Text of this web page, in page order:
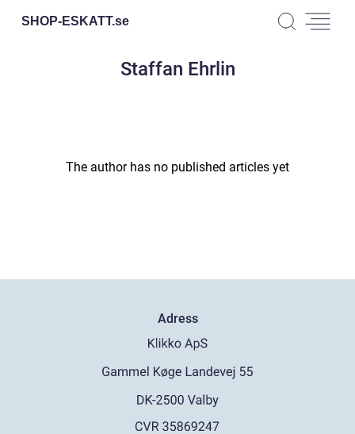
SHOP-ESKATT.se
Staffan Ehrlin
The author has no published articles yet
Adress